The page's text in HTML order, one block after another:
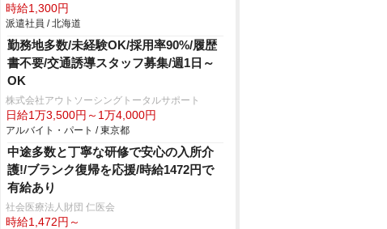
時給1,300円
派遣社員 / 北海道
勤務地多数/未経験OK/採用率90%/履歴
書不要/交通誘導スタッフ募集/週1日～
OK
株式会社アウトソーシングトータルサポート
日給1万3,500円～1万4,000円
アルバイト・パート / 東京都
中途多数と丁寧な研修で安心の入所介
護!/ブランク復帰を応援/時給1472円で
有給あり
社会医療法人財団 仁医会
時給1,472円～